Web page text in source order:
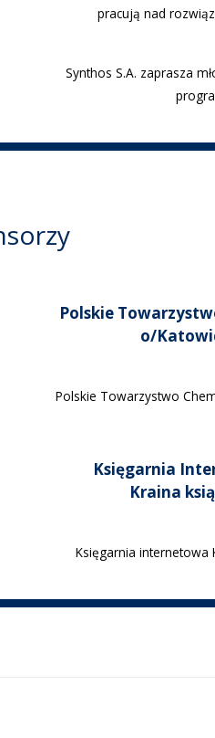
pracują nad
Synthos S.A. zaprasza
Polskie
o/
Polskie Towarzystwo
Księgarnia
Kraina
Księgarnia internetowa